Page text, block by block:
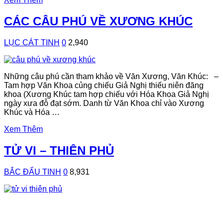
CÁC CÂU PHÚ VỀ XƯƠNG KHÚC
LỤC CÁT TINH 0 2,940
Những câu phú cần tham khảo về Văn Xương, Văn Khúc: –
Tam hợp Văn Khoa củng chiếu Giả Nghị thiếu niên đăng
khoa (Xương Khúc tam hợp chiếu với Hóa Khoa Giả Nghị
ngày xưa đỗ đạt sớm. Danh từ Văn Khoa chỉ vào Xương
Khúc và Hóa …
Xem Thêm
TỬ VI – THIÊN PHỦ
BẮC ĐẨU TINH 0 8,931